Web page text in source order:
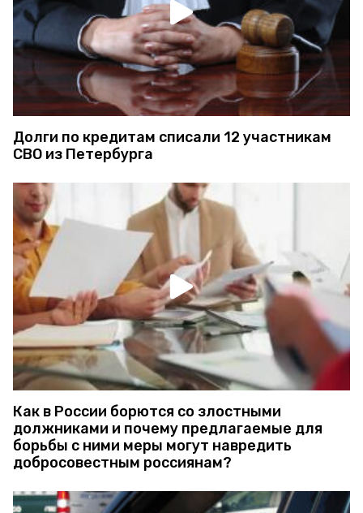
Долги по кредитам списали 12 участникам
СВО из Петербурга
Как в России борются со злостными
должниками и почему предлагаемые для
борьбы с ними меры могут навредить
добросовестным россиянам?